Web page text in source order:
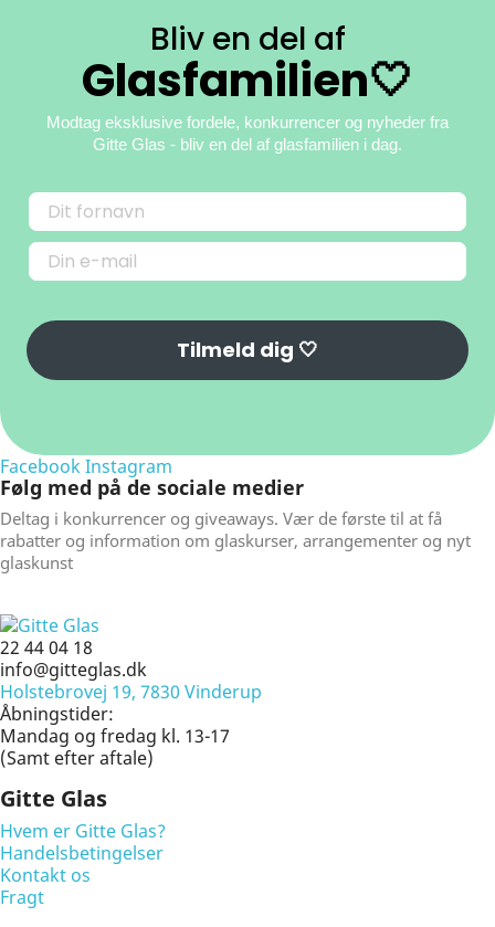
Bliv en del af
Glasfamilien🤍
Modtag eksklusive fordele, konkurrencer og nyheder fra
Gitte Glas - bliv en del af glasfamilien i dag.
Tilmeld dig 🤍
Facebook Instagram
Følg med på de sociale medier
Deltag i konkurrencer og giveaways. Vær de første til at få
rabatter og information om glaskurser, arrangementer og nyt
glaskunst
22 44 04 18
info@gitteglas.dk
Holstebrovej 19, 7830 Vinderup
Åbningstider:
Mandag og fredag kl. 13-17
(Samt efter aftale)
Gitte Glas
Hvem er Gitte Glas?
Handelsbetingelser
Kontakt os
Fragt